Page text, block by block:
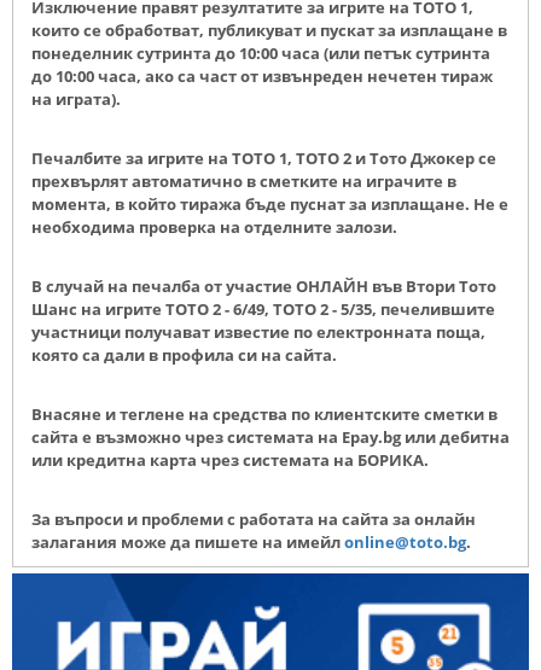
Изключение правят резултатите за игрите на ТОТО 1,
които се обработват, публикуват и пускат за изплащане в
понеделник сутринта до 10:00 часа (или петък сутринта
до 10:00 часа, ако са част от извънреден нечетен тираж
на играта).
Печалбите за игрите на ТОТО 1, ТОТО 2 и Тото Джокер се
прехвърлят автоматично в сметките на играчите в
момента, в който тиража бъде пуснат за изплащане. Не е
необходима проверка на отделните залози.
В случай на печалба от участие ОНЛАЙН във Втори Тото
Шанс на игрите ТОТО 2 - 6/49, ТОТО 2 - 5/35, печелившите
участници получават известие по електронната поща,
която са дали в профила си на сайта.
Внасяне и теглене на средства по клиентските сметки в
сайта е възможно чрез системата на Epay.bg или дебитна
или кредитна карта чрез системата на БОРИКА.
За въпроси и проблеми с работата на сайта за онлайн
залагания може да пишете на имейлonline@toto.bg.